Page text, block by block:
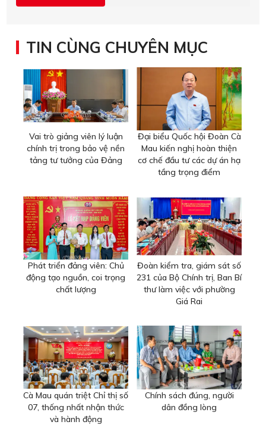
TIN CÙNG CHUYÊN MỤC
Vai trò giảng viên lý luận
chính trị trong bảo vệ nền
tảng tư tưởng của Đảng
Đại biểu Quốc hội Đoàn Cà
Mau kiến nghị hoàn thiện
cơ chế đầu tư các dự án hạ
tầng trọng điểm
Phát triển đảng viên: Chủ
động tạo nguồn, coi trọng
chất lượng
Đoàn kiểm tra, giám sát số
231 của Bộ Chính trị, Ban Bí
thư làm việc với phường
Giá Rai
Cà Mau quán triệt Chỉ thị số
07, thống nhất nhận thức
và hành động
Chính sách đúng, người
dân đồng lòng